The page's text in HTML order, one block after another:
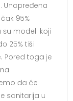
Unapređena
95%
su modeli koji
25% tiši
Pored toga je
da će
sanitarija u